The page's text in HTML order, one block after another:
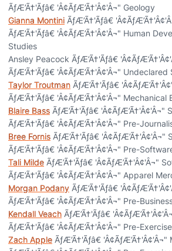
ÃƒÆ’Ã†'Ãƒâ€ 'Â¢ÃƒÆ’Ã†'Â¢'Â¬" Geology
Gianna Montini ÃƒÆ’Ã†'Ãƒâ€
ÃƒÆ’Ã†'Ãƒâ€ 'Â¢ÃƒÆ’Ã†'Â¢'Â¬" Human
Studies
Ansley Peacock ÃƒÆ’Ã†'Ãƒâ€
ÃƒÆ’Ã†'Ãƒâ€ 'Â¢ÃƒÆ’Ã†'Â¢'Â¬"
Taylor Troutman ÃƒÆ’Ã†'Ãƒâ€
ÃƒÆ’Ã†'Ãƒâ€ 'Â¢ÃƒÆ’Ã†'Â¢'Â¬" Mechanical
Blaire Bass ÃƒÆ’Ã†'Ãƒâ€ 'Â¢ÃƒÆ’Ã†'Â¢'Â¬"
ÃƒÆ’Ã†'Ãƒâ€ 'Â¢ÃƒÆ’Ã†'Â¢'Â¬" Pre-
Bree Fornis ÃƒÆ’Ã†'Ãƒâ€ 'Â¢ÃƒÆ’Ã†'Â¢'Â¬"
ÃƒÆ’Ã†'Ãƒâ€ 'Â¢ÃƒÆ’Ã†'Â¢'Â¬" Pre-
Tali Milde ÃƒÆ’Ã†'Ãƒâ€ 'Â¢ÃƒÆ’Ã†'Â¢'Â¬"
ÃƒÆ’Ã†'Ãƒâ€ 'Â¢ÃƒÆ’Ã†'Â¢'Â¬" Apparel
Morgan Podany ÃƒÆ’Ã†'Ãƒâ€
ÃƒÆ’Ã†'Ãƒâ€ 'Â¢ÃƒÆ’Ã†'Â¢'Â¬" Pre-
Kendall Veach ÃƒÆ’Ã†'Ãƒâ€
ÃƒÆ’Ã†'Ãƒâ€ 'Â¢ÃƒÆ’Ã†'Â¢'Â¬" Pre-
Zach Apple ÃƒÆ’Ã†'Ãƒâ€